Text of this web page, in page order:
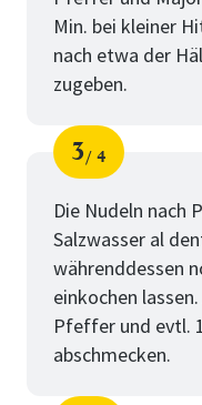
Min. bei kleiner
nach etwa der
zugeben.
Schritt
3
von
4
Die Nudeln nach
Salzwasser al
währenddessen
einkochen
Pfeffer und evtl.
abschmecken.